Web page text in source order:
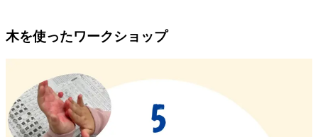
木を使ったワークショップ